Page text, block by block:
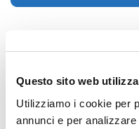
Questo sito web
Utilizziamo i cookie per
annunci e per